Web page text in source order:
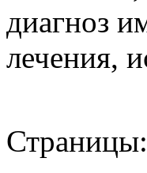
диагноз
лечения,
Страницы: